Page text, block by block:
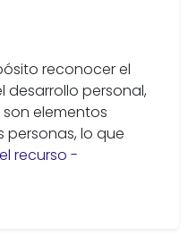
reconocer el
personal,
elementos
personas, lo que
recurso -